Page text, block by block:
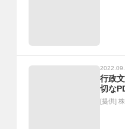
行政
切な
[提供]